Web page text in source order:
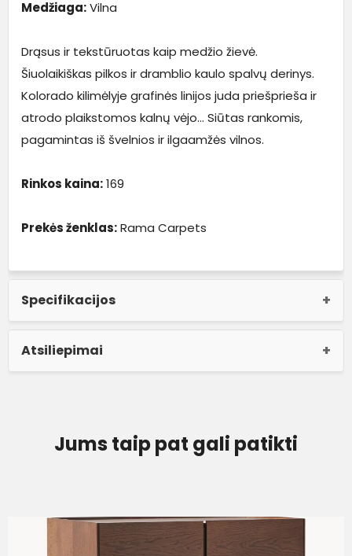
Medžiaga:Vilna
Drąsus ir tekstūruotas kaip medžio žievė.
Šiuolaikiškas pilkos ir dramblio kaulo spalvų derinys.
Kolorado kilimėlyje grafinės linijos juda priešprieša ir
atrodo plaikstomos kalnų vėjo… Siūtas rankomis,
pagamintas iš švelnios ir ilgaamžės vilnos.
Rinkos kaina:169
Prekės ženklas:Rama Carpets
Specifikacijos
Atsiliepimai
Jums taip pat gali patikti